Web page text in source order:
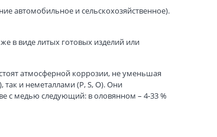
автомобильное и сельскохозяйственное).
в виде литых готовых изделий или
атмосферной коррозии, не уменьшая
так и неметаллами (Р, S, О). Они
с медью следующий: в оловянном – 4-33 %